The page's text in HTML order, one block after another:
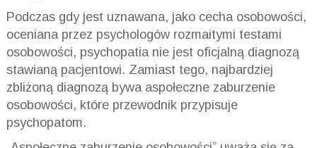
Podczas gdy jest uznawana, jako cecha osobowości,
oceniana przez psychologów rozmaitymi testami
osobowości, psychopatia nie jest oficjalną diagnozą
stawianą pacjentowi. Zamiast tego, najbardziej
zbliżoną diagnozą bywa aspołeczne zaburzenie
osobowości, które przewodnik przypisuje
psychopatom.